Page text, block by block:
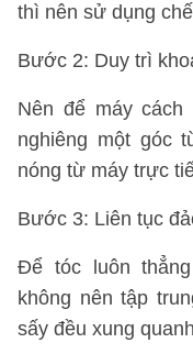
thì nên sử dụng
Bước 2: Duy trì
Nên để máy
nghiêng một góc
nóng từ máy trực
Bước 3: Liên tục
Để tóc luôn
không nên tập
sấy đều xung